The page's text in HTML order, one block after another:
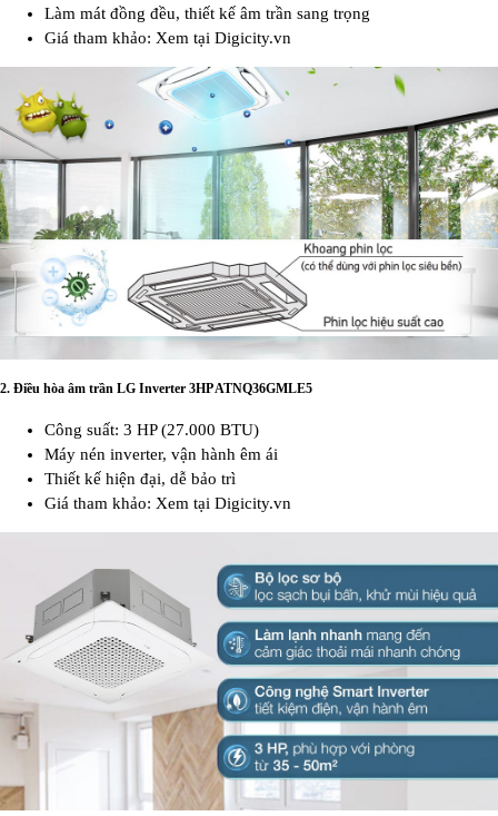
Làm mát đồng đều, thiết kế âm trần sang trọng
Giá tham khảo: Xem tại Digicity.vn
2. Điều hòa âm trần LG Inverter 3HP ATNQ36GMLE5
Công suất: 3 HP (27.000 BTU)
Máy nén inverter, vận hành êm ái
Thiết kế hiện đại, dễ bảo trì
Giá tham khảo: Xem tại Digicity.vn